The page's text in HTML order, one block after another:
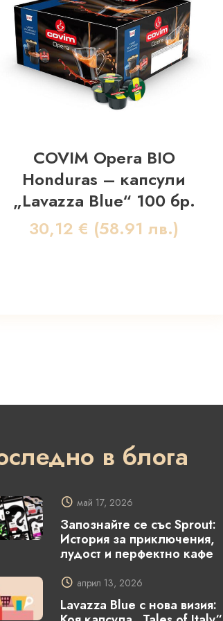
COVIM Opera BIO
Honduras – капсули
„Lavazza Blue“ 100 бр.
30,12€ (58.91 лв.)
в блога
май 17, 2026
Запознайте се със Sprout:
История за приключения,
лудост и перфектно кафе
април 13, 2026
Lavazza Blue с нова визия: